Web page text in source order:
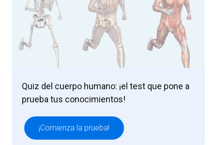
Quiz del cuerpo humano: ¡el test que pone a
prueba tus conocimientos!
¡Comienza la prueba!